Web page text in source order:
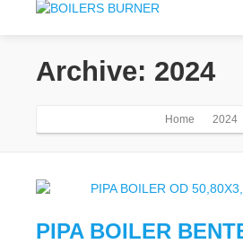
Archive: 2024
Home 2024
PIPA BOILER